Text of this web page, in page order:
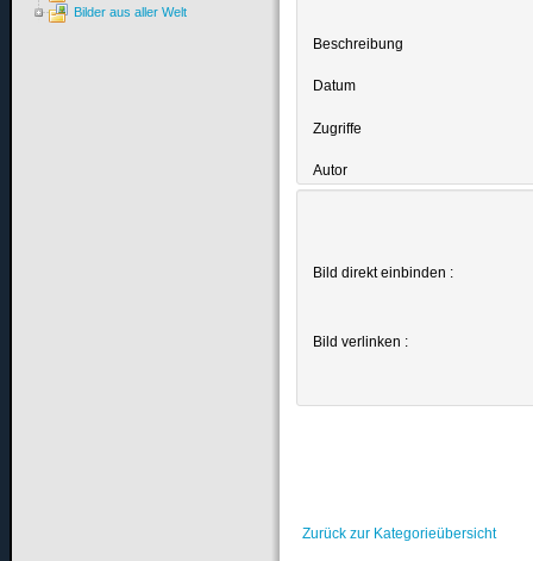
Beschreibung
Datum
Zugriffe
Autor
Bild direkt einbinden :
Bild verlinken :
Zurück zur Kategorieübersicht
Bilder aus aller Welt